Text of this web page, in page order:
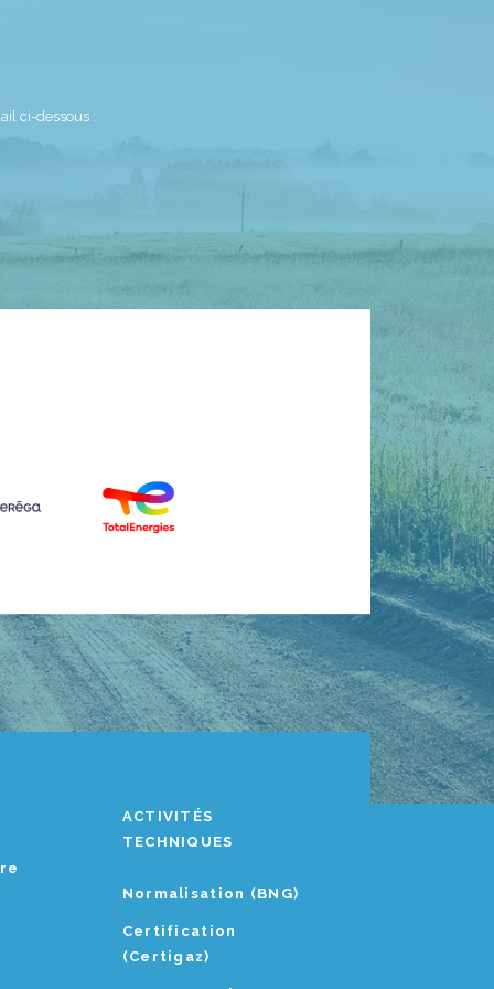
ci-dessous :
ACTIVITÉS
TECHNIQUES
Normalisation (BNG)
Certification
(Certigaz)